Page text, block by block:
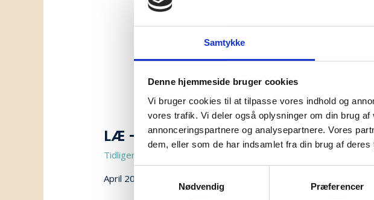
Samtykke
Denne hjemmeside bruger cookies
Vi bruger cookies til at tilpasse vores indhold og
vores trafik. Vi deler også oplysninger om din brug
annonceringspartnere og analysepartnere. Vores
dem, eller som de har indsamlet fra din brug af deres
Nødvendig
Præferencer
LÆ – Acoustic partition
Tidligere samarbejdsprojekter
April 2025 – June 2025